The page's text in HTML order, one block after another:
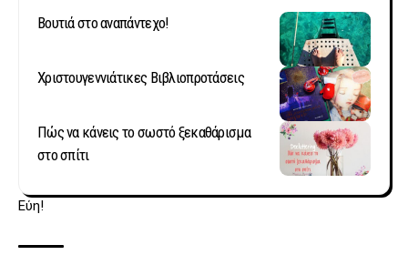
Βουτιά στο αναπάντεχο!
Χριστουγεννιάτικες Βιβλιοπροτάσεις
Πώς να κάνεις το σωστό ξεκαθάρισμα
στο σπίτι
Εύη!